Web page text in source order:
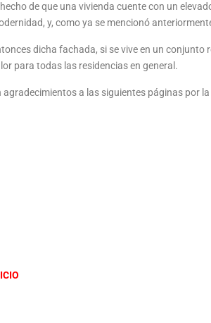
hecho de que una vivienda cuente con un
y, como ya se mencionó
dicha fachada, si se vive en un
para todas las residencias en general.
agradecimientos a las siguientes páginas por